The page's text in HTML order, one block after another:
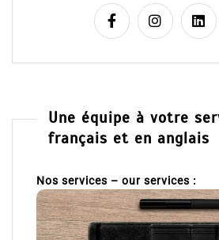
Une équipe à votre
français et en anglais
Nos services – our services :